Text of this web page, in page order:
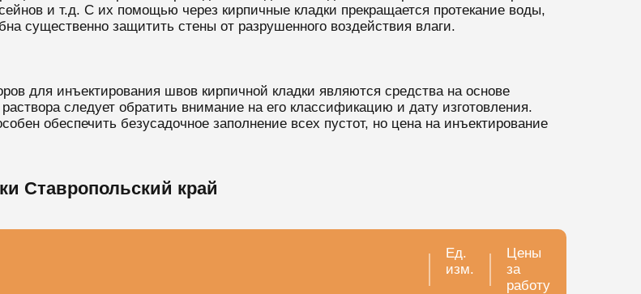
и т.д. С их помощью через кирпичные кладки прекращается протекание воды,
существенно защитить стены от разрушенного воздействия влаги.
для инъектирования швов кирпичной кладки являются средства на основе
следует обратить внимание на его классификацию и дату изготовления.
обеспечить безусадочное заполнение всех пустот, но цена на инъектирование
Ставропольский край
Ед.
изм.
Цены
за
работу